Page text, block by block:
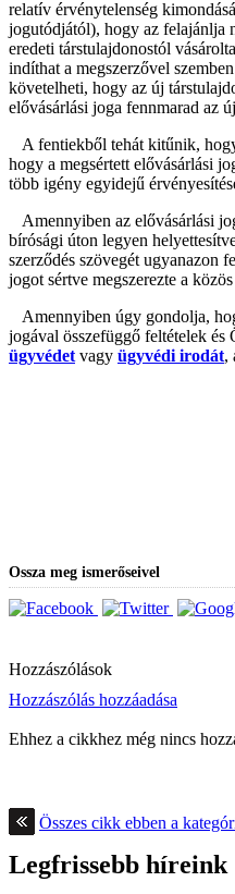
relatív érvénytelenség
jogutódjától), hogy az felajánlja
eredeti társtulajdonostól
indíthat a megszerzővel
követelheti, hogy az új
elővásárlási joga fennmarad az
A fentiekből tehát kitűnik,
hogy a megsértett elővásárlási
több igény egyidejű
Amennyiben az elővásárlási
bírósági úton legyen
szerződés szövegét ugyanazon
jogot sértve megszerezte a
Amennyiben úgy gondolja,
jogával összefüggő feltételek és
ügyvédetvagy ügyvédi irodát,
Ossza meg ismerőseivel
Hozzászólások
Hozzászólás hozzáadása
Ehhez a cikkhez még nincs
Összes cikk ebben a
Legfrissebb híreink